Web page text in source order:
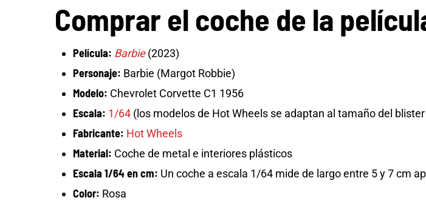
Comprar el coche de la
Película: Barbie(2023)
Personaje: Barbie (Margot Robbie)
Modelo: Chevrolet Corvette C1 1956
Escala: 1/64 (los modelos de Hot Wheels se adaptan al tamaño del
Fabricante: Hot Wheels
Material: Coche de metal e interiores plásticos
Escala 1/64 en cm: Un coche a escala 1/64 mide de largo entre 5 y 7 cm
Color: Rosa